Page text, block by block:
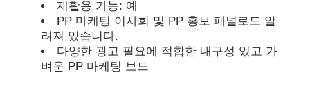
PP 광고 게시판
재활용 가능: 예
PP 마케팅 이사회 및 PP 홍보 패널로도 알
려져 있습니다.
다양한 광고 필요에 적합한 내구성 있고 가
벼운 PP 마케팅 보드